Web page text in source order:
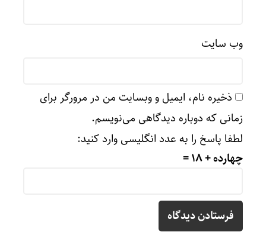
وب‌ سایت
ذخیره نام، ایمیل و وبسایت من در مرورگر برای
زمانی که دوباره دیدگاهی می‌نویسم.
لطفا پاسخ را به عدد انگلیسی وارد کنید:
چهارده + 18 =